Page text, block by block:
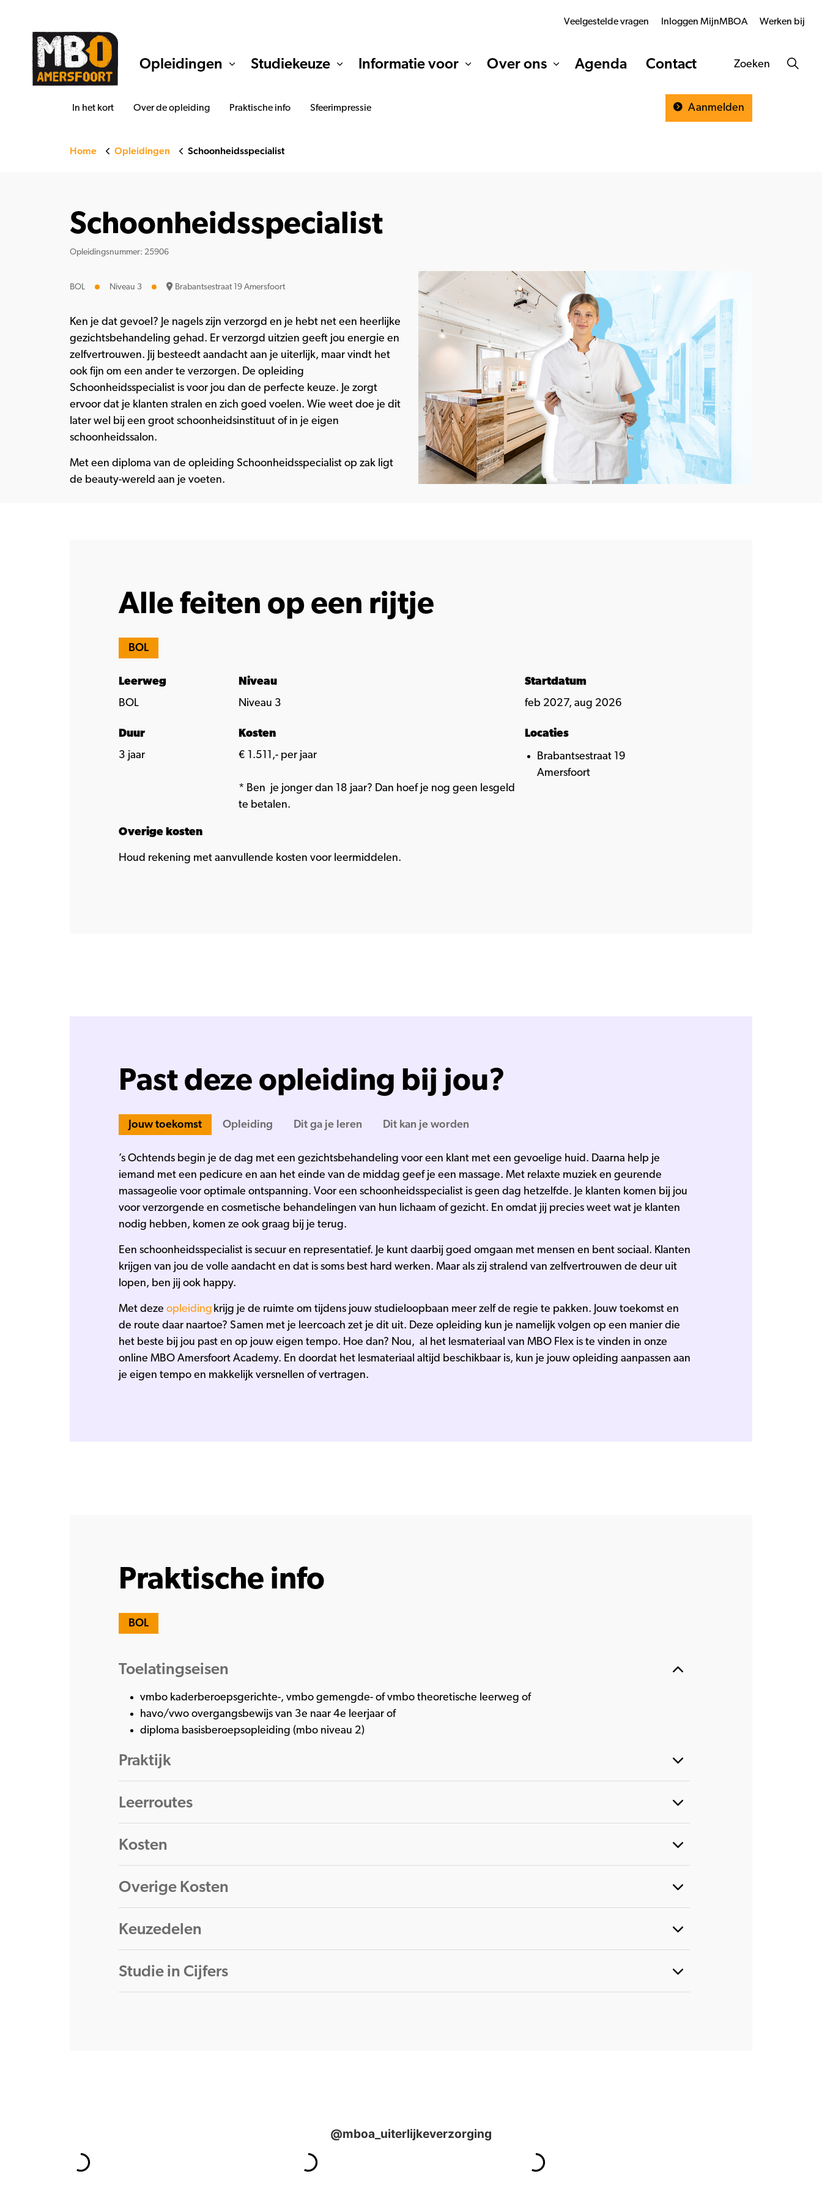
Opleidingen Studiekeuze Informatie voor Over ons Agenda Contact
Veelgestelde vragen Inloggen MijnMBOA Werken bij
Zoeken
In het kort Over de opleiding Praktische info Sfeerimpressie Aanmelden
Home Opleidingen Schoonheidsspecialist
Schoonheidsspecialist
Opleidingsnummer: 25906
BOL Niveau 3 Brabantsestraat 19 Amersfoort
Ken je dat gevoel? Je nagels zijn verzorgd en je hebt net een heerlijke
gezichtsbehandeling gehad. Er verzorgd uitzien geeft jou energie en
zelfvertrouwen. Jij besteedt aandacht aan je uiterlijk, maar vindt het
ook fijn om een ander te verzorgen. De opleiding
Schoonheidsspecialist is voor jou dan de perfecte keuze. Je zorgt
ervoor dat je klanten stralen en zich goed voelen. Wie weet doe je dit
later wel bij een groot schoonheidsinstituut of in je eigen
schoonheidssalon.
Met een diploma van de opleiding Schoonheidsspecialist op zak ligt
de beauty-wereld aan je voeten.
Alle feiten op een rijtje
BOL
Leerweg
BOL
Duur
3 jaar
Niveau
Niveau 3
Kosten
€ 1.511,- per jaar
* Ben je jonger dan 18 jaar? Dan hoef je nog geen lesgeld
te betalen.
Startdatum
feb 2027, aug 2026
Locaties
Brabantsestraat 19
Amersfoort
Overige kosten
Houd rekening met aanvullende kosten voor leermiddelen.
Past deze opleiding bij jou?
Jouw toekomst Opleiding Dit ga je leren Dit kan je worden
’s Ochtends begin je de dag met een gezichtsbehandeling voor een klant met een gevoelige huid. Daarna help je
iemand met een pedicure en aan het einde van de middag geef je een massage. Met relaxte muziek en geurende
massageolie voor optimale ontspanning. Voor een schoonheidsspecialist is geen dag hetzelfde. Je klanten komen bij jou
voor verzorgende en cosmetische behandelingen van hun lichaam of gezicht. En omdat jij precies weet wat je klanten
nodig hebben, komen ze ook graag bij je terug.
Een schoonheidsspecialist is secuur en representatief. Je kunt daarbij goed omgaan met mensen en bent sociaal. Klanten
krijgen van jou de volle aandacht en dat is soms best hard werken. Maar als zij stralend van zelfvertrouwen de deur uit
lopen, ben jij ook happy.
Met deze opleiding krijg je de ruimte om tijdens jouw studieloopbaan meer zelf de regie te pakken. Jouw toekomst en
de route daar naartoe? Samen met je leercoach zet je dit uit. Deze opleiding kun je namelijk volgen op een manier die
het beste bij jou past en op jouw eigen tempo. Hoe dan? Nou, al het lesmateriaal van MBO Flex is te vinden in onze
online MBO Amersfoort Academy. En doordat het lesmateriaal altijd beschikbaar is, kun je jouw opleiding aanpassen aan
je eigen tempo en makkelijk versnellen of vertragen.
Praktische info
BOL
Toelatingseisen
vmbo kaderberoepsgerichte-, vmbo gemengde- of vmbo theoretische leerweg of
havo/vwo overgangsbewijs van 3e naar 4e leerjaar of
diploma basisberoepsopleiding (mbo niveau 2)
Praktijk
Leerroutes
Kosten
Overige Kosten
Keuzedelen
Studie in Cijfers